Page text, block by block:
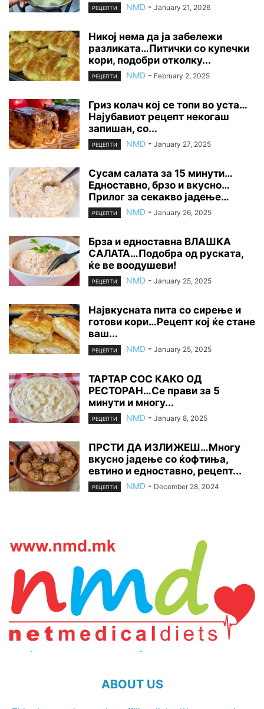
РЕЦЕПТИ NMD - January 21, 2026
Никој нема да ја забележи
разликата…Питички со купечки
кори, подобри отколку...
РЕЦЕПТИ NMD - February 2, 2025
Гриз колач кој се топи во уста…
Најубавиот рецепт некогаш
запишан, со...
РЕЦЕПТИ NMD - January 27, 2025
Сусам салата за 15 минути…
Едноставно, брзо и вкусно…
Прилог за секакво јадење…
РЕЦЕПТИ NMD - January 26, 2025
Брза и едноставна ВЛАШКА
САЛАТА…Подобра од руската,
ќе ве воодушеви!
РЕЦЕПТИ NMD - January 25, 2025
Највкусната пита со сирење и
готови кори…Рецепт кој ќе стане
ваш...
РЕЦЕПТИ NMD - January 25, 2025
ТАРТАР СОС КАКО ОД
РЕСТОРАН…Се прави за 5
минути и многу...
РЕЦЕПТИ NMD - January 8, 2025
ПРСТИ ДА ИЗЛИЖЕШ…Многу
вкусно јадење со ќофтиња,
евтино и едноставно, рецепт...
РЕЦЕПТИ NMD - December 28, 2024
ABOUT US